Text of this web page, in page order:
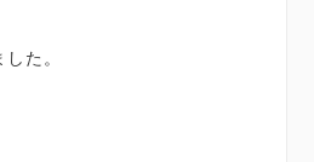
た。